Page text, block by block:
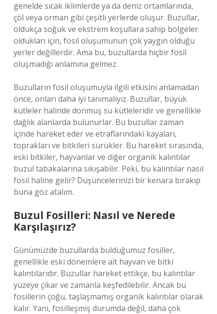
genelde sıcak iklimlerde ya da deniz ortamlarında,
çöl veya orman gibi çeşitli yerlerde oluşur. Buzullar,
oldukça soğuk ve ekstrem koşullara sahip bölgeler
oldukları için, fosil oluşumunun çok yaygın olduğu
yerler değillerdir. Ama bu, buzullarda hiçbir fosil
oluşmadığı anlamına gelmez.
Buzulların fosil oluşumuyla ilgili etkisini anlamadan
önce, onları daha iyi tanımalıyız. Buzullar, büyük
kütleler halinde donmuş su kütleleridir ve genellikle
dağlık alanlarda bulunurlar. Bu buzullar zaman
içinde hareket eder ve etraflarındaki kayaları,
toprakları ve bitkileri sürükler. Bu hareket sırasında,
eski bitkiler, hayvanlar ve diğer organik kalıntılar
buzul tabakalarına sıkışabilir. Peki, bu kalıntılar nasıl
fosil haline gelir? Düşüncelerinizi bir kenara bırakıp
buna göz atalım.
Buzul Fosilleri: Nasıl ve Nerede
Karşılaşırız?
Günümüzde buzullarda bulduğumuz fosiller,
genellikle eski dönemlere ait hayvan ve bitki
kalıntılarıdır. Buzullar hareket ettikçe, bu kalıntılar
yüzeye çıkar ve zamanla keşfedilebilir. Ancak bu
fosillerin çoğu, taşlaşmamış organik kalıntılar olarak
kalır. Yani, fosilleşmiş durumda değil, daha çok